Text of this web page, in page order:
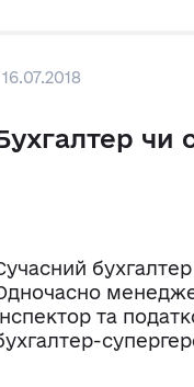
16.07.2018
чи
та